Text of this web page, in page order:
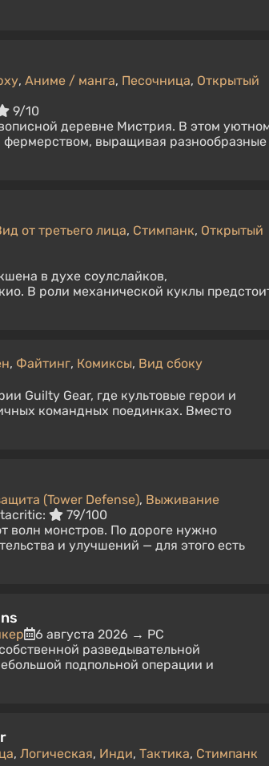
, Аниме / манга, Песочница, Открытый
9/10
деревне Мистрия. В этом
выращивая разнообразные
от третьего лица, Стимпанк, Открытый
в духе соулслайков,
В роли механической куклы
, Файтинг, Комиксы, Вид сбоку
Guilty Gear, где культовые герои и
командных поединках. Вместо
(Tower Defense), Выживание
79/100
волн монстров. По дороге нужно
и улучшений — для этого есть
6 августа 2026 → PC
разведывательной
подпольной операции и
, Логическая, Инди, Тактика, Стимпанк